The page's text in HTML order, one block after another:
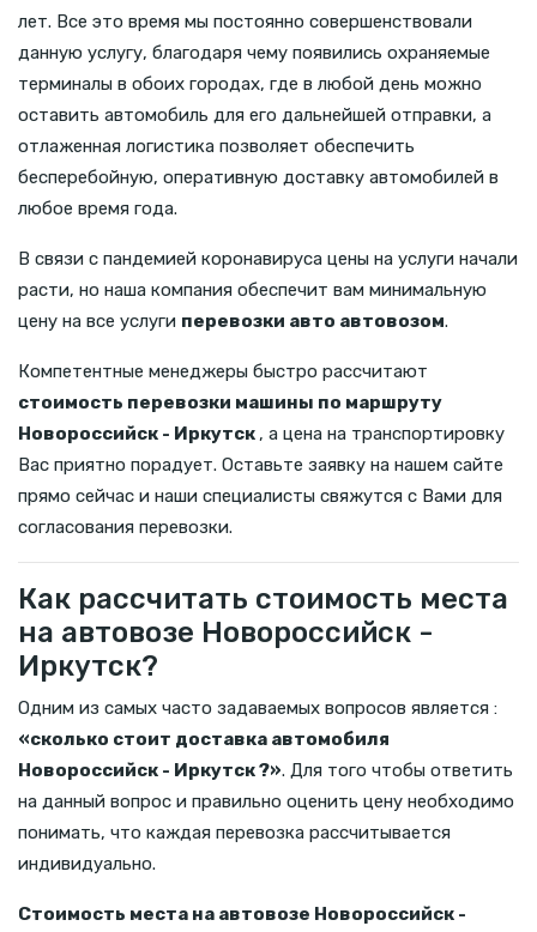
лет. Все это время мы постоянно совершенствовали
данную услугу, благодаря чему появились охраняемые
терминалы в обоих городах, где в любой день можно
оставить автомобиль для его дальнейшей отправки, а
отлаженная логистика позволяет обеспечить
бесперебойную, оперативную доставку автомобилей в
любое время года.
В связи с пандемией коронавируса цены на услуги начали
расти, но наша компания обеспечит вам минимальную
цену на все услуги перевозки авто автовозом.
Компетентные менеджеры быстро рассчитают
стоимость перевозки машины по маршруту
Новороссийск - Иркутск , а цена на транспортировку
Вас приятно порадует. Оставьте заявку на нашем сайте
прямо сейчас и наши специалисты свяжутся с Вами для
согласования перевозки.
Как рассчитать стоимость места
на автовозе Новороссийск -
Иркутск?
Одним из самых часто задаваемых вопросов является :
«сколько стоит доставка автомобиля
Новороссийск - Иркутск ?». Для того чтобы ответить
на данный вопрос и правильно оценить цену необходимо
понимать, что каждая перевозка рассчитывается
индивидуально.
Стоимость места на автовозе Новороссийск -